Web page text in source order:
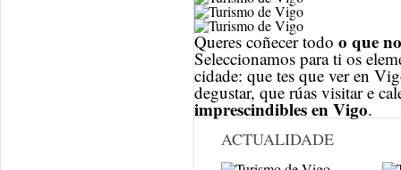
Queres coñecer todo o que
Seleccionamos para ti os
cidade: que tes que ver en
degustar, que rúas visitar e
imprescindibles en Vigo.
ACTUALIDADE